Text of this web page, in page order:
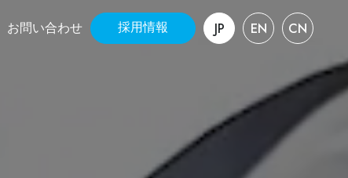
お問い合わせ 採用情報 JP EN CN